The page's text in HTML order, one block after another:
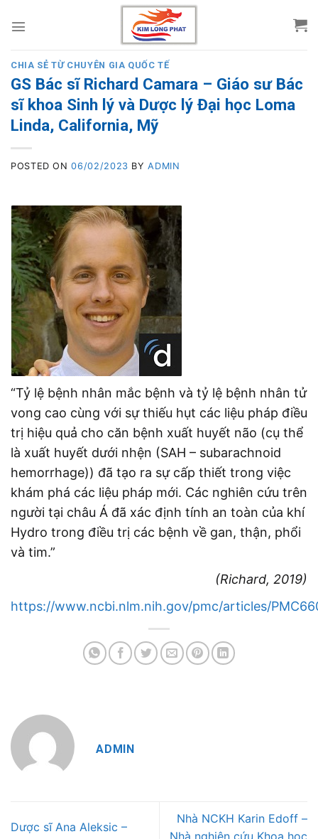
CHIA SẺ TỪ CHUYÊN GIA QUỐC TẾ
GS Bác sĩ Richard Camara – Giáo sư Bác
sĩ khoa Sinh lý và Dược lý Đại học Loma
Linda, California, Mỹ
POSTED ON06/02/2023 BYADMIN
“Tỷ lệ bệnh nhân mắc bệnh và tỷ lệ bệnh nhân tử
vong cao cùng với sự thiếu hụt các liệu pháp điều
trị hiệu quả cho căn bệnh xuất huyết não (cụ thể
là xuất huyết dưới nhện (SAH – subarachnoid
hemorrhage)) đã tạo ra sự cấp thiết trong việc
khám phá các liệu pháp mới. Các nghiên cứu trên
người tại châu Á đã xác định tính an toàn của khí
Hydro trong điều trị các bệnh về gan, thận, phổi
và tim.”
(Richard, 2019)
https://www.ncbi.nlm.nih.gov/pmc/articles/
ADMIN
Dược sĩ Ana Aleksic –
Nhà NCKH Karin Edoff –
Nhà nghiên cứu Khoa học